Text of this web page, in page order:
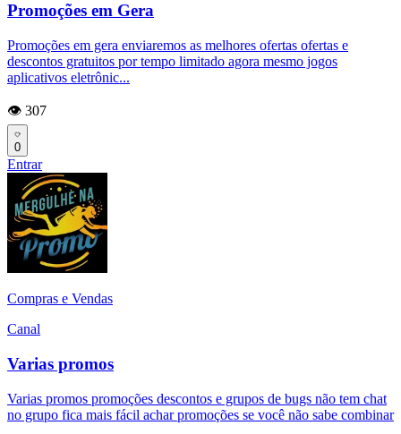
Promoções em Gera
Promoções em gera enviaremos as melhores ofertas ofertas e
descontos gratuitos por tempo limitado agora mesmo jogos
aplicativos eletrônic...
👁️ 307
0
Entrar
Compras e Vendas
Canal
Varias promos
Varias promos promoções descontos e grupos de bugs não tem chat
no grupo fica mais fácil achar promoções se você não sabe combinar